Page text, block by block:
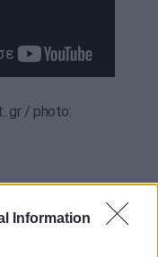
Information
gr / photo: